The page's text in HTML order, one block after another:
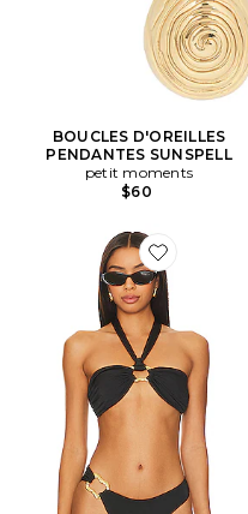
BOUCLES D'OREILLES
PENDANTES SUNSPELL
petit moments
$60
Favorite